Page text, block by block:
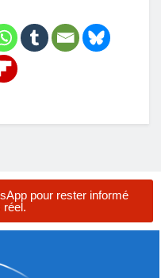
pour rester informé
réel.